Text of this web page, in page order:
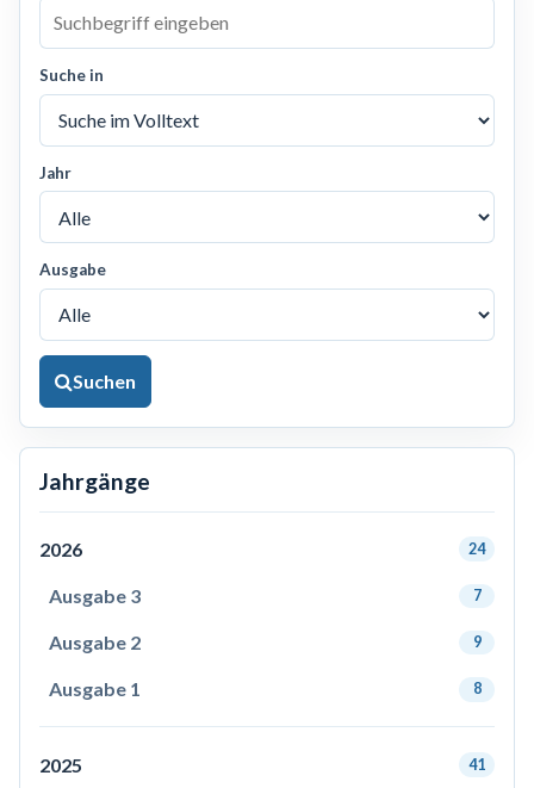
Suche in
Jahr
Ausgabe
Suchen
Jahrgänge
2026 24
Ausgabe 3 7
Ausgabe 2 9
Ausgabe 1 8
2025 41